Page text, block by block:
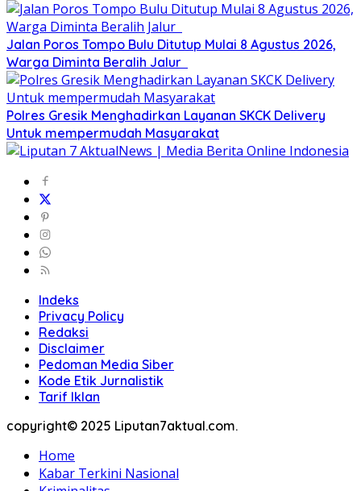
Jalan Poros Tompo Bulu Ditutup Mulai 8 Agustus 2026,
Warga Diminta Beralih Jalur
Polres Gresik Menghadirkan Layanan SKCK Delivery
Untuk mempermudah Masyarakat
Indeks
Privacy Policy
Redaksi
Disclaimer
Pedoman Media Siber
Kode Etik Jurnalistik
Tarif Iklan
copyright© 2025 Liputan7aktual.com.
Home
Kabar Terkini Nasional